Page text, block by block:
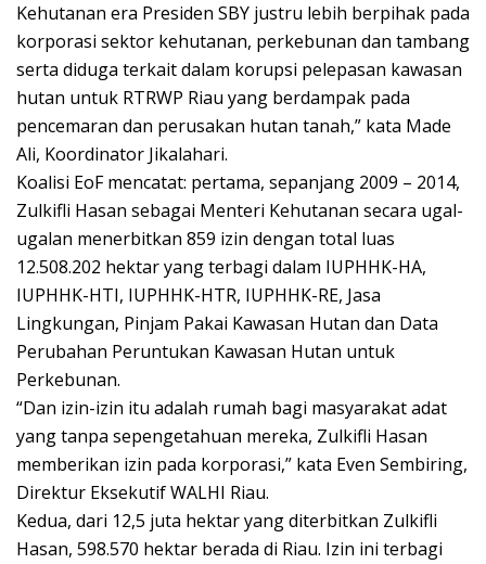
Kehutanan era Presiden SBY justru lebih berpihak pada
korporasi sektor kehutanan, perkebunan dan tambang
serta diduga terkait dalam korupsi pelepasan kawasan
hutan untuk RTRWP Riau yang berdampak pada
pencemaran dan perusakan hutan tanah,” kata Made
Ali, Koordinator Jikalahari.
Koalisi EoF mencatat: pertama, sepanjang 2009 – 2014,
Zulkifli Hasan sebagai Menteri Kehutanan secara ugal-
ugalan menerbitkan 859 izin dengan total luas
12.508.202 hektar yang terbagi dalam IUPHHK-HA,
IUPHHK-HTI, IUPHHK-HTR, IUPHHK-RE, Jasa
Lingkungan, Pinjam Pakai Kawasan Hutan dan Data
Perubahan Peruntukan Kawasan Hutan untuk
Perkebunan.
“Dan izin-izin itu adalah rumah bagi masyarakat adat
yang tanpa sepengetahuan mereka, Zulkifli Hasan
memberikan izin pada korporasi,” kata Even Sembiring,
Direktur Eksekutif WALHI Riau.
Kedua, dari 12,5 juta hektar yang diterbitkan Zulkifli
Hasan, 598.570 hektar berada di Riau. Izin ini terbagi